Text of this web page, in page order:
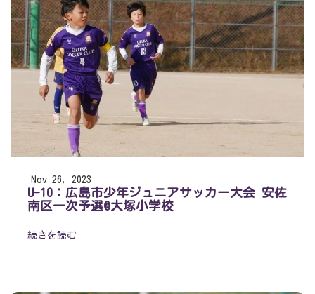
Nov 26, 2023
U-10：広島市少年ジュニアサッカー大会 安佐
南区一次予選@大塚小学校
続きを読む